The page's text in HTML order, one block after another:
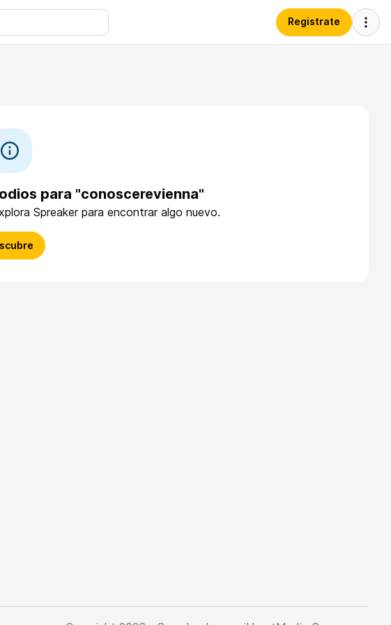
Registrate
para "conoscerevienna"
Spreaker para encontrar algo nuevo.